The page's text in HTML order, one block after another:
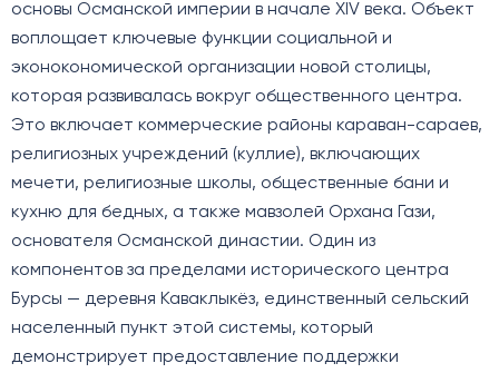
основы Османской империи в начале XIV века. Объект
воплощает ключевые функции социальной и
эконокономической организации новой столицы,
которая развивалась вокруг общественного центра.
Это включает коммерческие районы караван-сараев,
религиозных учреждений (куллие), включающих
мечети, религиозные школы, общественные бани и
кухню для бедных, а также мавзолей Орхана Гази,
основателя Османской династии. Один из
компонентов за пределами исторического центра
Бурсы — деревня Каваклыкёз, единственный сельский
населенный пункт этой системы, который
демонстрирует предоставление поддержки